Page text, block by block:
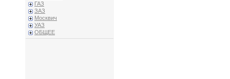
ГАЗ
ЗАЗ
Москвич
УАЗ
ОБЩЕЕ